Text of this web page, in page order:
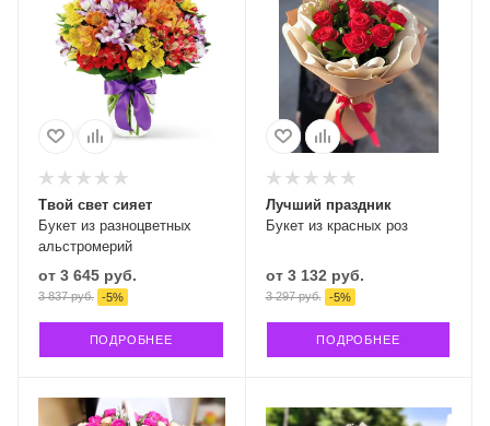
Букет из разноцветных
альстромерий
Твой свет сияет
от 3 645 руб.
3 837 руб. -5%
ПОДРОБНЕЕ
Букет из красных роз
Лучший праздник
от 3 132 руб.
3 297 руб. -5%
ПОДРОБНЕЕ